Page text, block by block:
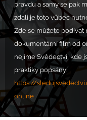
pravdu a samy se pak
zdali je toto vůbec
Zde se můžete podívat
dokumentární film od
nejíme Svědectví, kde
praktiky popsány:
https://
online